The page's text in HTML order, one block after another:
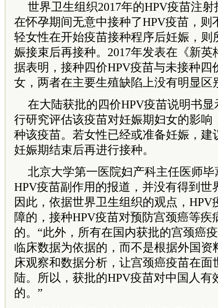
世界卫生组织2017年的HPV疫苗注
在怀孕期间无意中接种了HPV疫苗，则
轻女性在开始疫苗接种程序后妊娠，则
娠接束后再接种。2017年发表在《新
据表明，接种四价HPV疫苗与未接种四
女，两者在主要生殖缺陷上没有明显区
在大陆获批的四价HPV疫苗说明书
行研究评估该疫苗对妊娠期妇女的影响
种该疫苗。若女性已经或准备妊娠，建
妊娠期结束后再进行接种。
北京大学第一医院妇产科主任医师
HPV疫苗副作用的报道，并没有得到世
因此，依据世界卫生组织的观点，HPV
障的，接种HPV疫苗对预防宫颈癌等疾
的。“此外，所有在国内获批的宫颈癌
临床数据为依据的，而不是根据外国资
床观察和数据分析，让宫颈癌疫苗在面
陆。所以，获批的HPV疫苗对中国人有
的。”